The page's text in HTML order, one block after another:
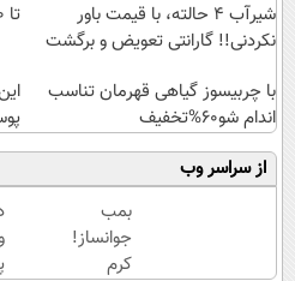
شیر‌آب ۴ حالته، با قیمت باور
نکردنی!! گارانتی تعویض و برگشت
تا ۴۰ میلیون تومان اعتبار بگیر
با چربیسوز گیاهی قهرمان تناسب
اندام شو60%تخفیف
از سراسر وب
بمب
جوانساز!
کرم